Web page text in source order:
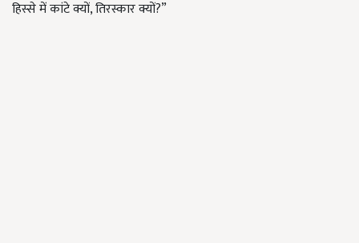
हिस्से में कांटे क्यों, तिरस्कार क्यों?”